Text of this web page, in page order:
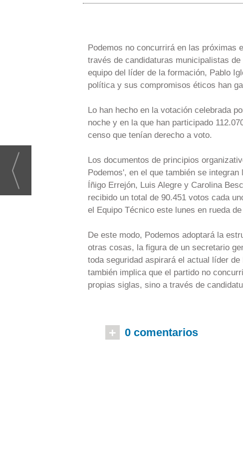
Podemos no concurrirá en las próximas
través de candidaturas municipalistas
equipo del líder de la formación, Pablo
política y sus compromisos éticos han
Lo han hecho en la votación celebrada
noche y en la que han participado
censo que tenían derecho a voto.
Los documentos de principios
Podemos', en el que también se
Íñigo Errejón, Luis Alegre y Carolina
recibido un total de 90.451 votos cada
el Equipo Técnico este lunes en rueda
De este modo, Podemos adoptará la
otras cosas, la figura de un secretario
toda seguridad aspirará el actual líder
también implica que el partido no
propias siglas, sino a través de
+ 0 comentarios